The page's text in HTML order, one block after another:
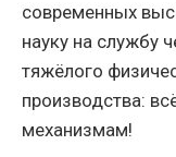
современных
науку на службу
тяжёлого
производства:
механизмам!